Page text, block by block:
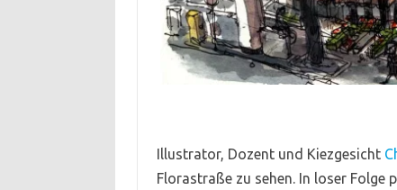
Illustrator, Dozent und Kiezgesicht
Florastraße zu sehen. In loser Folge